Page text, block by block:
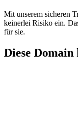
Mit unserem sicheren
keinerlei Risiko ein.
für sie.
Diese Domain